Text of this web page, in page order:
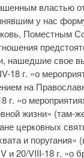
властью
у нас
Поместным
нашедшие свое
18 г. «о
на
г. «о
жизни» (там-
церковных
и поругания»
и 20/VIII-18 г. «о